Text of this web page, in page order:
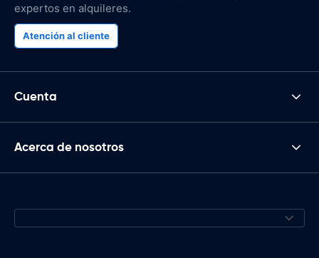
expertos en alquileres.
Atención al cliente
Cuenta
Acerca de nosotros